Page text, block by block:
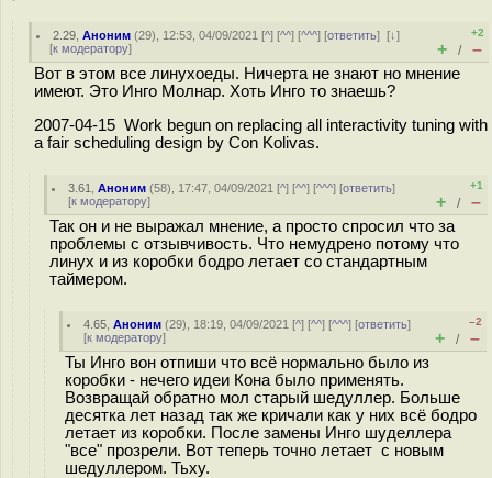
2.29 ,Аноним (29), 12:53, 04/09/2021 [^] [^^] [^^^] [ответить][↓]
[к модератору]
+2
+ / –
Вот в этом все линухоеды. Ничерта не знают но мнение
имеют. Это Инго Молнар. Хоть Инго то знаешь?
2007-04-15 Work begun on replacing all interactivity tuning with
a fair scheduling design by Con Kolivas.
3.61 ,Аноним (58), 17:47, 04/09/2021 [^] [^^] [^^^] [ответить]
[к модератору]
+1
+ / –
Так он и не выражал мнение, а просто спросил что за
проблемы с отзывчивость. Что немудрено потому что
линух и из коробки бодро летает со стандартным
таймером.
4.65 ,Аноним (29), 18:19, 04/09/2021 [^] [^^] [^^^] [ответить]
[к модератору]
–2
+ / –
Ты Инго вон отпиши что всё нормально было из
коробки - нечего идеи Кона было применять.
Возвращай обратно мол старый шедуллер. Больше
десятка лет назад так же кричали как у них всё бодро
летает из коробки. После замены Инго шуделлера
"все" прозрели. Вот теперь точно летает с новым
шедуллером. Тьху.